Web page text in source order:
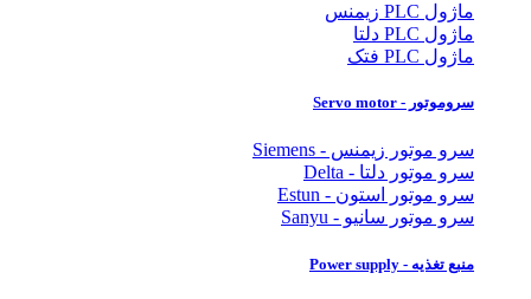
ماژول PLC زیمنس
ماژول PLC دلتا
ماژول PLC فتک
سروموتور - Servo motor
سرو موتور زیمنس - Siemens
سرو موتور دلتا - Delta
سرو موتور استون - Estun
سرو موتور سانیو - Sanyu
منبع تغذیه - Power supply